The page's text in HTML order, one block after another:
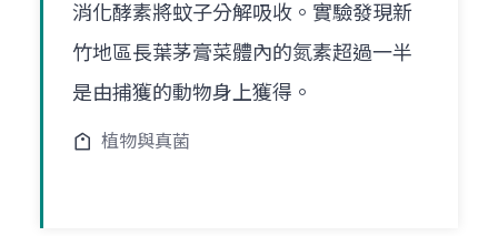
消化酵素將蚊子分解吸收。實驗發現新
竹地區長葉茅膏菜體內的氮素超過一半
是由捕獲的動物身上獲得。
植物與真菌